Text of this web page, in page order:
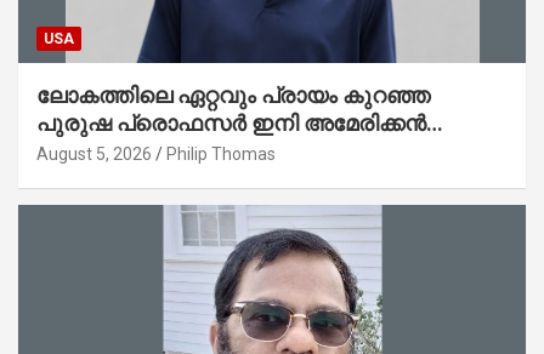
USA
ലോകത്തിലെ ഏറ്റവും പ്രായം കുറഞ്ഞ
പുരുഷ പ്രൊഫസർ ഇനി അമേരിക്കൻ
മലയാളി നേഥൻ തോമസ്
August 5, 2026 Philip Thomas